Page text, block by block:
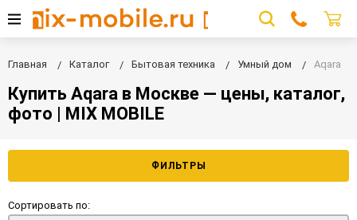
Главная Каталог Бытовая техника Умный дом Aqara
Купить Aqara в Москве — цены, каталог,
фото | MIX MOBILE
ФИЛЬТРЫ
Сортировать по: